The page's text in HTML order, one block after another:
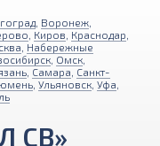
Воронеж
Киров Краснодар
Набережные
Омск
Самара Санкт-
Ульяновск Уфа
СВ»